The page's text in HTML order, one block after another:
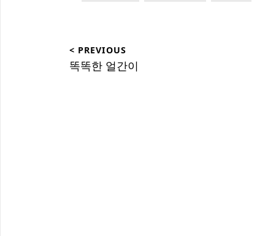
navigation
< PREVIOUS
Previous
똑똑한 얼간이